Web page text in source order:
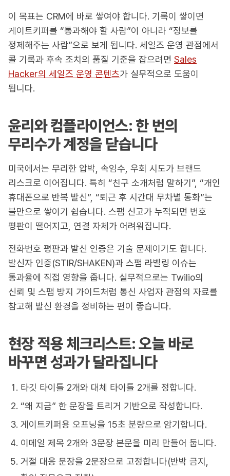
이 목표는 CRM에 바로 쌓여야 합니다. 기록이 쌓이면
게이트키퍼를 “통과해야 할 사람”이 아니라 “정보를
정제해주는 사람”으로 보게 됩니다. 세일즈 운영 관점에서
콜 기록과 후속 조치의 품질 기준을 잡으려면 Sales
Hacker의 세일즈 운영 콘텐츠가 실무적으로 도움이
됩니다.
윤리와 컴플라이언스: 한 번의
무리수가 계정을 닫습니다
미국에서는 무리한 압박, 속임수, 우회 시도가 브랜드
리스크로 이어집니다. 특히 “친구 소개처럼 말하기”, “개인
휴대폰으로 반복 발신”, “퇴근 후 시간대 무차별 통화”는
불만으로 쌓이기 쉽습니다. 스팸 신고가 누적되면 번호
평판이 떨어지고, 연결 자체가 어려워집니다.
전화번호 평판과 발신 인증은 기술 문제이기도 합니다.
발신자 인증(STIR/SHAKEN)과 스팸 라벨링 이슈는
통과율에 직접 영향을 줍니다. 실무적으로는 Twilio의
신뢰 및 스팸 방지 가이드처럼 통신 사업자 관점의 자료를
참고해 발신 환경을 정비하는 편이 좋습니다.
현장 적용 체크리스트: 오늘 바로
바꾸면 성과가 달라집니다
타깃 타이틀 2개와 대체 타이틀 2개를 정합니다.
“왜 지금” 한 문장을 트리거 기반으로 작성합니다.
게이트키퍼용 오프닝을 15초 분량으로 암기합니다.
이메일 제목 2개와 3문장 본문을 미리 만들어 둡니다.
거절 대응 문장을 2문장으로 고정합니다(반박 금지,